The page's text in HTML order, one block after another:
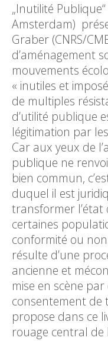
„Inutilité
Amsterdam)
Graber (CNRS/
d’aménagement
mouvements
« inutiles et
de multiples
d’utilité publique
légitimation par
Car aux yeux de
publique ne
bien commun,
duquel il est
transformer
certaines
conformité ou
résulte d’une
ancienne et
mise en scène
consentement de
propose dans ce
rouage central de